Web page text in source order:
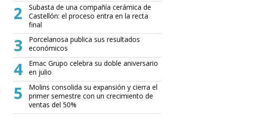
2
Subasta de una compañía cerámica de
Castellón: el proceso entra en la recta
final
3
Porcelanosa publica sus resultados
económicos
4
Emac Grupo celebra su doble aniversario
en julio
5
Molins consolida su expansión y cierra el
primer semestre con un crecimiento de
ventas del 50%